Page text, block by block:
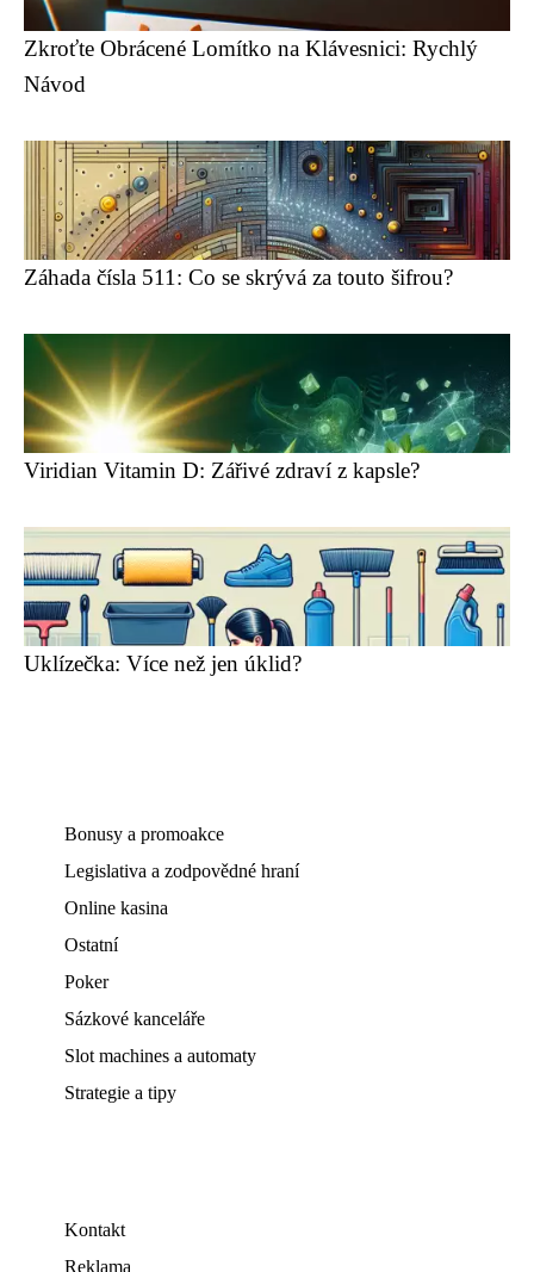
Zkroťte Obrácené Lomítko na Klávesnici: Rychlý
Návod
Záhada čísla 511: Co se skrývá za touto šifrou?
Viridian Vitamin D: Zářivé zdraví z kapsle?
Uklízečka: Více než jen úklid?
Bonusy a promoakce
Legislativa a zodpovědné hraní
Online kasina
Ostatní
Poker
Sázkové kanceláře
Slot machines a automaty
Strategie a tipy
Kontakt
Reklama